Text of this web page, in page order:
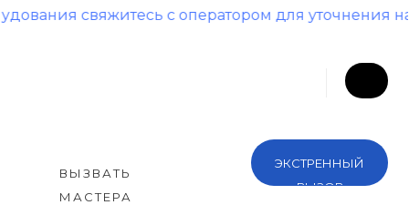
свяжитесь с оператором для уточнения наличия
ВЫЗВАТЬ
МАСТЕРА
ЭКСТРЕННЫЙ
ВЫЗОВ